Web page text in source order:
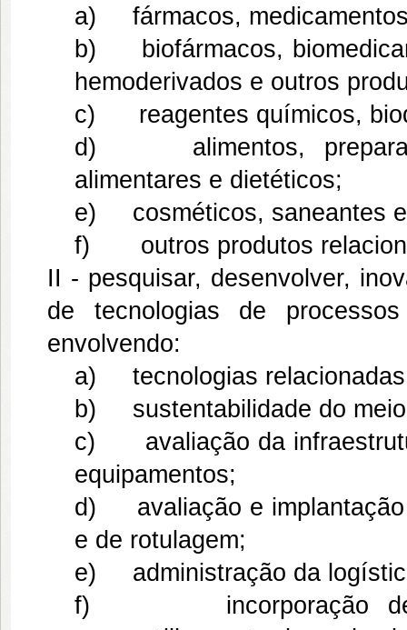
a) fármacos,
b) biofármacos,
hemoderivados e outros
c) reagentes químicos,
d) alimentos,
alimentares e dietéticos;
e) cosméticos, saneantes
f) outros produtos
II - pesquisar, desenvolver,
de tecnologias de
envolvendo:
a) tecnologias relacionadas
b) sustentabilidade do meio
c) avaliação da
equipamentos;
d) avaliação e implantação
e de rotulagem;
e) administração da
f) incorporação de